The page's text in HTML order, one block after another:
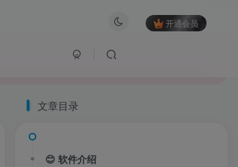
开通会员
文章目录
😊 软件介绍